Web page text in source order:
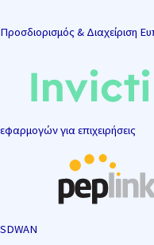
Προσδιορισμός & Διαχείριση
εφαρμογών για επιχειρήσεις
SDWAN